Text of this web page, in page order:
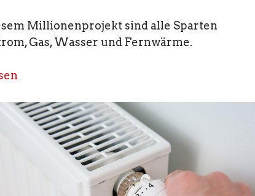
Millionenprojekt sind alle Sparten
Gas, Wasser und Fernwärme.